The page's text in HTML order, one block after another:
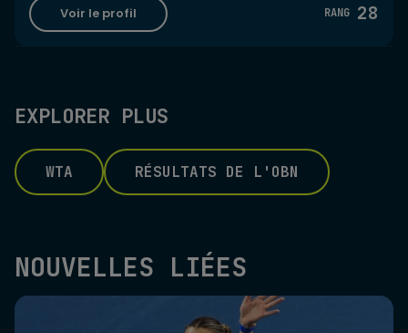
Voir le profil RANG 28
EXPLORER PLUS
WTA RÉSULTATS DE L'OBN
NOUVELLES LIÉES